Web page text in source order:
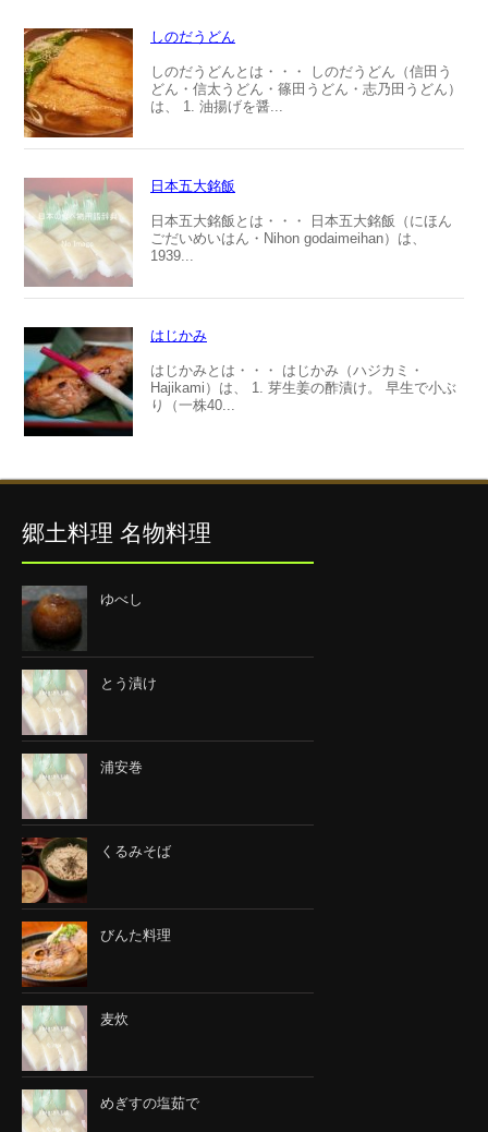
しのだうどん
しのだうどんとは・・・ しのだうどん（信田う
どん・信太うどん・篠田うどん・志乃田うどん）
は、 1. 油揚げを醤...
日本五大銘飯
日本五大銘飯とは・・・ 日本五大銘飯（にほん
ごだいめいはん・Nihon godaimeihan）は、
1939...
はじかみ
はじかみとは・・・ はじかみ（ハジカミ・
Hajikami）は、 1. 芽生姜の酢漬け。 早生で小ぶ
り（一株40...
郷土料理 名物料理
ゆべし
とう漬け
浦安巻
くるみそば
びんた料理
麦炊
めぎすの塩茹で